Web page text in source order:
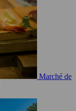
Marché de